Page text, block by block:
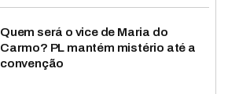
Quem será o vice de Maria do
Carmo? PL mantém mistério até a
convenção